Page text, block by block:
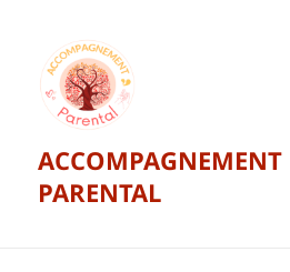
ACCOMPAGNEMENT
PARENTAL